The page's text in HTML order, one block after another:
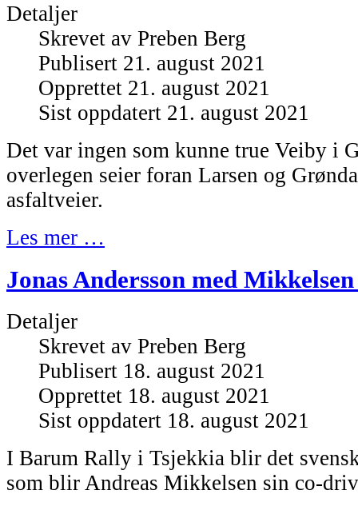
Detaljer
Skrevet av Preben Berg
Publisert 21. august 2021
Opprettet 21. august 2021
Sist oppdatert 21. august 2021
Det var ingen som kunne true Veiby i
overlegen seier foran Larsen og
asfaltveier.
Les mer …
Jonas Andersson med
Detaljer
Skrevet av Preben Berg
Publisert 18. august 2021
Opprettet 18. august 2021
Sist oppdatert 18. august 2021
I Barum Rally i Tsjekkia blir det
som blir Andreas Mikkelsen sin co-